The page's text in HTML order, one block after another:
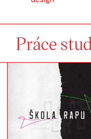
Práce